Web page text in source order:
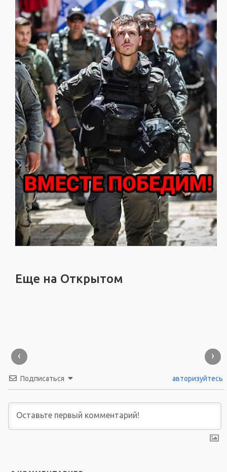
Еще на Открытом
‹ ›
Подписаться авторизуйтесь